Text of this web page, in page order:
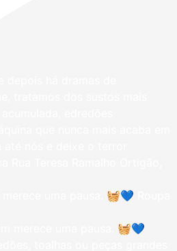
uma pausa. 🧺💙 Roupa